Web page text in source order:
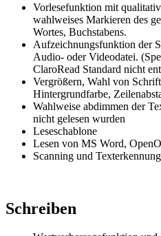
Vorlesefunktion mit
wahlweises Markieren des
Wortes, Buchstabens.
Aufzeichnungsfunktion der
Audio- oder Videodatei.
ClaroRead Standard nicht
Vergrößern, Wahl von
Hintergrundfarbe,
Wahlweise abdimmen der
nicht gelesen wurden
Leseschablone
Lesen von MS Word,
Scanning und Texterkennung
Schreiben